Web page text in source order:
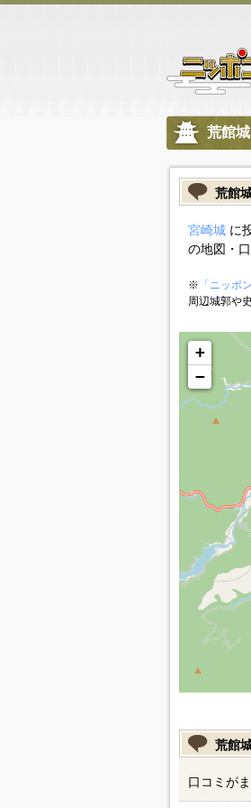
荒館城
荒館
宮崎城に
の地図・
※ 「ニッポ
周辺城郭や
+
−
荒館
口コミが